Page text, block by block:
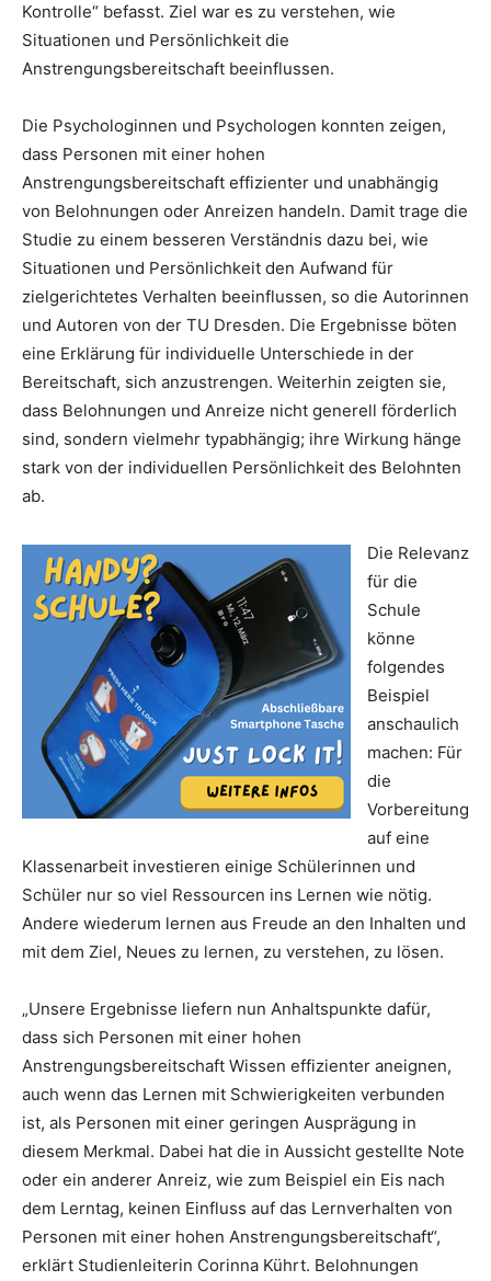
Kontrolle“ befasst. Ziel war es zu verstehen, wie
Situationen und Persönlichkeit die
Anstrengungsbereitschaft beeinflussen.
Die Psychologinnen und Psychologen konnten zeigen,
dass Personen mit einer hohen
Anstrengungsbereitschaft effizienter und unabhängig
von Belohnungen oder Anreizen handeln. Damit trage die
Studie zu einem besseren Verständnis dazu bei, wie
Situationen und Persönlichkeit den Aufwand für
zielgerichtetes Verhalten beeinflussen, so die Autorinnen
und Autoren von der TU Dresden. Die Ergebnisse böten
eine Erklärung für individuelle Unterschiede in der
Bereitschaft, sich anzustrengen. Weiterhin zeigten sie,
dass Belohnungen und Anreize nicht generell förderlich
sind, sondern vielmehr typabhängig; ihre Wirkung hänge
stark von der individuellen Persönlichkeit des Belohnten
ab.
Die Relevanz
für die
Schule
könne
folgendes
Beispiel
anschaulich
machen: Für
die
Vorbereitung
auf eine
Klassenarbeit investieren einige Schülerinnen und
Schüler nur so viel Ressourcen ins Lernen wie nötig.
Andere wiederum lernen aus Freude an den Inhalten und
mit dem Ziel, Neues zu lernen, zu verstehen, zu lösen.
„Unsere Ergebnisse liefern nun Anhaltspunkte dafür,
dass sich Personen mit einer hohen
Anstrengungsbereitschaft Wissen effizienter aneignen,
auch wenn das Lernen mit Schwierigkeiten verbunden
ist, als Personen mit einer geringen Ausprägung in
diesem Merkmal. Dabei hat die in Aussicht gestellte Note
oder ein anderer Anreiz, wie zum Beispiel ein Eis nach
dem Lerntag, keinen Einfluss auf das Lernverhalten von
Personen mit einer hohen Anstrengungsbereitschaft“,
erklärt Studienleiterin Corinna Kührt. Belohnungen